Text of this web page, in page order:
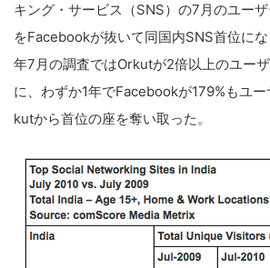
キング・サービス（SNS）の7月のユー
をFacebookが抜いて同国内SNS首位にな
年7月の調査ではOrkutが2倍以上のユー
に、わずか1年でFacebookが179%もユ
kutから首位の座を奪い取った。
VR/AR
特集
Block Data Bank